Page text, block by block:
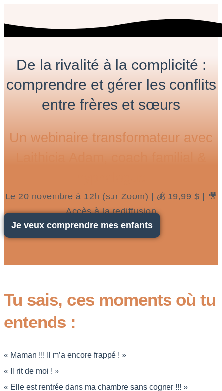
De la rivalité à la complicité :
comprendre et gérer les conflits
entre frères et sœurs
Un webinaire transformateur avec
Le 20 novembre à 12h (sur Zoom) | 💰 19,99 $ | 🎥
Accès à la rediffusion
Je veux comprendre mes enfants
Tu sais, ces moments où tu
entends :
« Maman !!! Il m’a encore frappé ! »
« Il rit de moi ! »
« Elle est rentrée dans ma chambre sans cogner !!! »